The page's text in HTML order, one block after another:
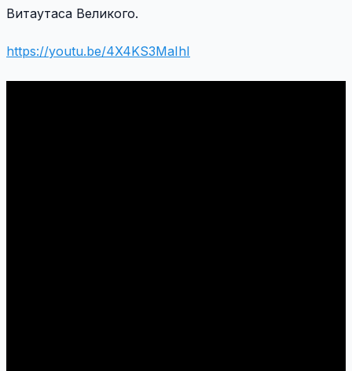
Витаутаса Великого.
https://youtu.be/4X4KS3MaIhI